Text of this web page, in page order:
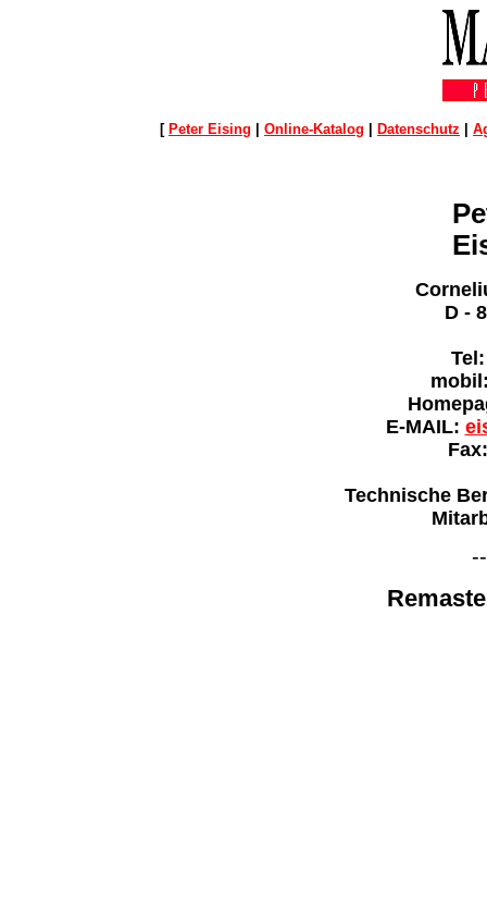
[ Peter Eising | Online-Katalog | Datenschutz |
D -
E-MAIL:
Technische